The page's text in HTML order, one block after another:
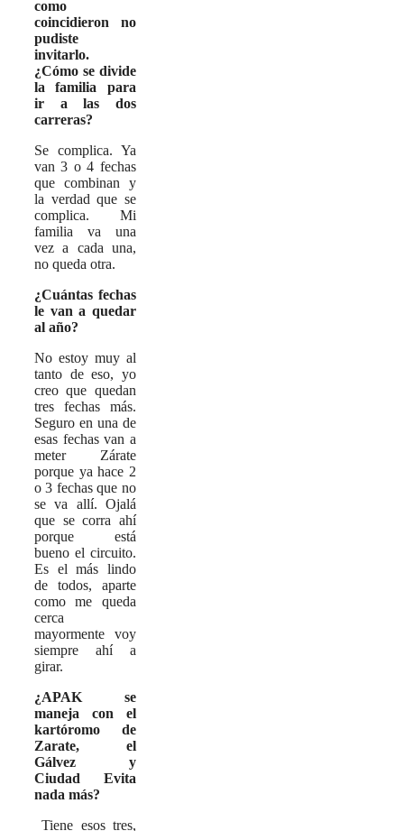
como
coincidieron no
pudiste
invitarlo.
¿Cómo se divide
la familia para
ir a las dos
carreras?
Se complica. Ya
van 3 o 4 fechas
que combinan y
la verdad que se
complica. Mi
familia va una
vez a cada una,
no queda otra.
¿Cuántas fechas
le van a quedar
al año?
No estoy muy al
tanto de eso, yo
creo que quedan
tres fechas más.
Seguro en una de
esas fechas van a
meter Zárate
porque ya hace 2
o 3 fechas que no
se va allí. Ojalá
que se corra ahí
porque está
bueno el circuito.
Es el más lindo
de todos, aparte
como me queda
cerca
mayormente voy
siempre ahí a
girar.
¿APAK se
maneja con el
kartóromo de
Zarate, el
Gálvez y
Ciudad Evita
nada más?
Tiene esos tres,